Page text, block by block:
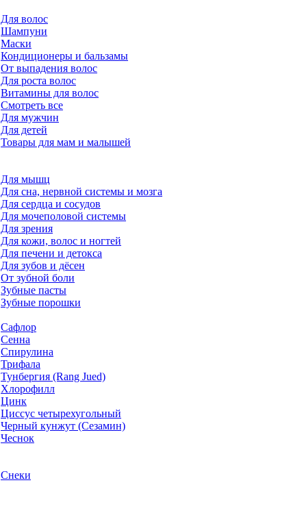
Для волос
Шампуни
Маски
Кондиционеры и бальзамы
От выпадения волос
Для роста волос
Витамины для волос
Смотреть все
Для мужчин
Для детей
Товары для мам и малышей
Для мышц
Для сна, нервной системы и мозга
Для сердца и сосудов
Для мочеполовой системы
Для зрения
Для кожи, волос и ногтей
Для печени и детокса
Для зубов и дёсен
От зубной боли
Зубные пасты
Зубные порошки
Сафлор
Сенна
Спирулина
Трифала
Тунбергия (Rang Jued)
Хлорофилл
Цинк
Циссус четырехугольный
Черный кунжут (Сезамин)
Чеснок
Снеки